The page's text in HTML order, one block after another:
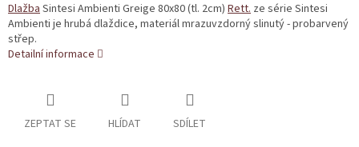
DlažbaSintesi Ambienti Greige 80x80 (tl. 2cm) Rett. ze série Sintesi
Ambienti je hrubá dlaždice, materiál mrazuvzdorný slinutý - probarvený
střep.
Detailní informace
ZEPTAT SE HLÍDAT SDÍLET